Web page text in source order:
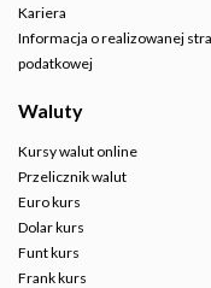
Kariera
Informacja o realizowanej
podatkowej
Waluty
Kursy walut online
Przelicznik walut
Euro kurs
Dolar kurs
Funt kurs
Frank kurs